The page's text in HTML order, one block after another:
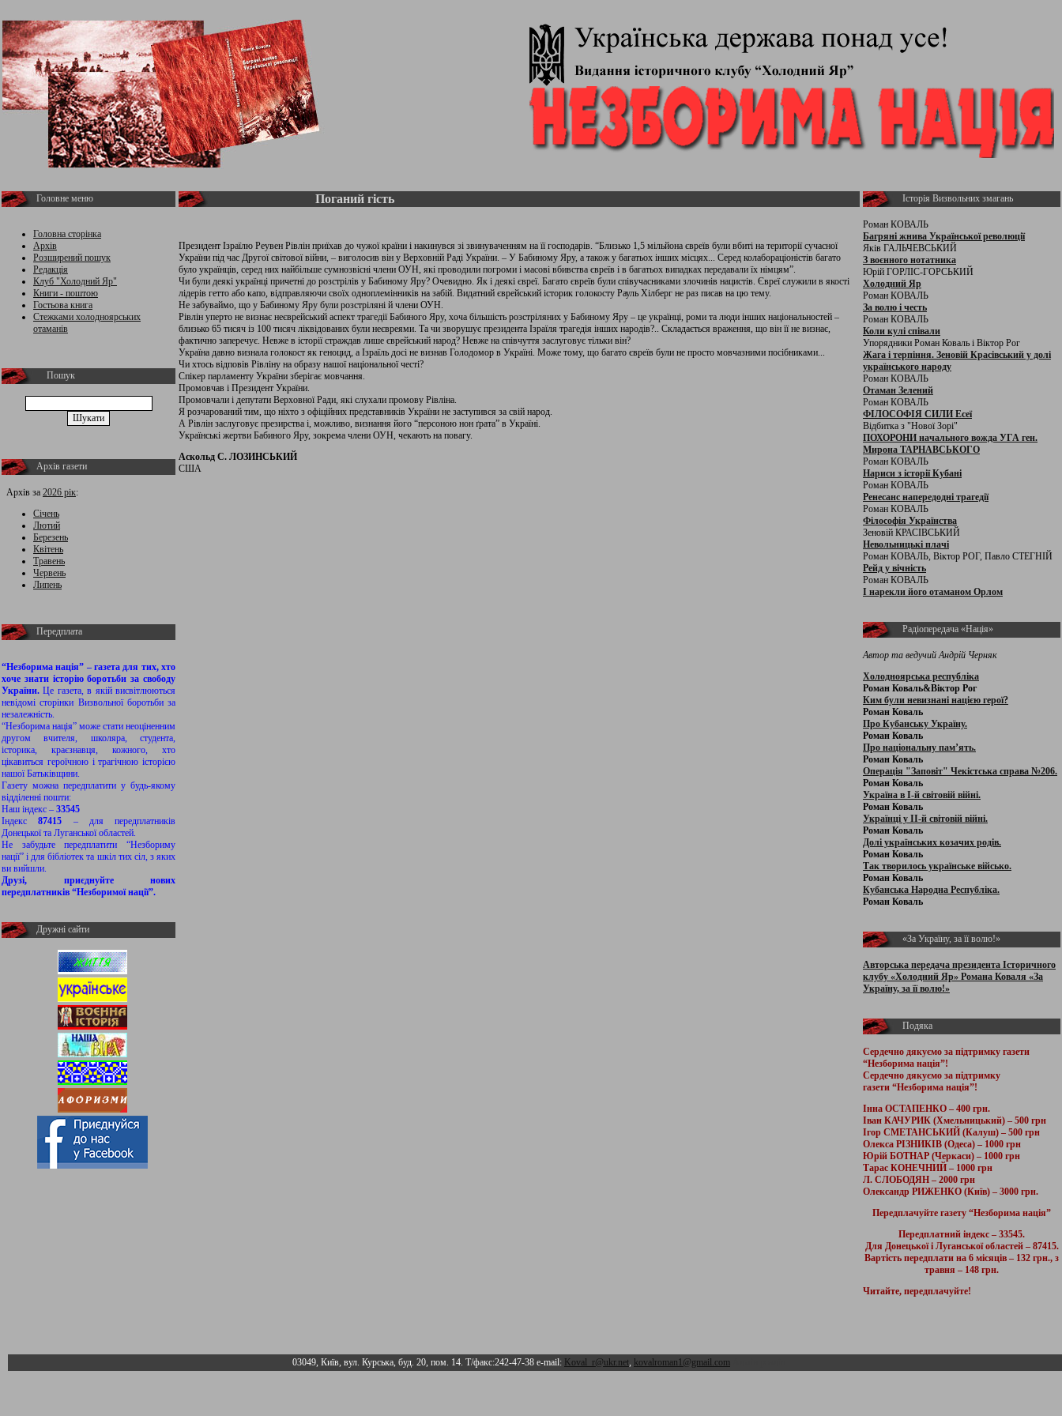
Головне меню
Головна сторінка
Архів
Розширений пошук
Редакція
Клуб "Холодний Яр"
Книги - поштою
Гостьова книга
Стежками холодноярських
отаманів
Пошук
Архів газети
Архів за 2026 рік:
Січень
Лютий
Березень
Квітень
Травень
Червень
Липень
Передплата
“Незборима нація” – газета для тих, хто
хоче знати історію боротьби за свободу
України.Це газета, в якій висвітлюються
невідомі сторінки Визвольної боротьби за
незалежність.
“Незборима нація” може стати неоціненним
другом вчителя, школяра, студента,
історика, краєзнавця, кожного, хто
цікавиться героїчною і трагічною історією
нашої Батьківщини.
Газету можна передплатити у будь-якому
відділенні пошти:
Наш індекс – 33545
Індекс87415 – для передплатників
Донецької та Луганської областей.
Не забудьте передплатити “Незбориму
нації” і для бібліотек та шкіл тих сіл, з яких
ви вийшли.
Друзі, приєднуйте нових
передплатників “Незборимої нації”.
Дружні сайти
Поганий гість
Президент Ізраїлю Реувен Рівлін приїхав до чужої країни і накинувся зі звинуваченням на її господарів. “Близько 1,5 мільйона євреїв були вбиті на території сучасної
України під час Другої світової війни, – виголосив він у Верховній Раді України. – У Бабиному Яру, а також у багатьох інших місцях... Серед колабораціоністів багато
було українців, серед них найбільше сумнозвісні члени ОУН, які проводили погроми і масові вбивства євреїв і в багатьох випадках передавали їх німцям”.
Чи були деякі українці причетні до розстрілів у Бабиному Яру? Очевидно. Як і деякі євреї. Багато євреїв були співучасниками злочинів нацистів. Євреї служили в якості
лідерів гетто або капо, відправляючи своїх одноплемінників на забій. Видатний єврейський історик голокосту Рауль Хілберг не раз писав на цю тему.
Не забуваймо, що у Бабиному Яру були розстріляні й члени ОУН.
Рівлін уперто не визнає неєврейський аспект трагедії Бабиного Яру, хоча більшість розстріляних у Бабиному Яру – це українці, роми та люди інших національностей –
близько 65 тисяч із 100 тисяч ліквідованих були неєвреями. Та чи зворушує президента Ізраїля трагедія інших народів?.. Складається враження, що він її не визнає,
фактично заперечує. Невже в історії страждав лише єврейський народ? Невже на співчуття заслуговує тільки він?
Україна давно визнала голокост як геноцид, а Ізраїль досі не визнав Голодомор в Україні. Може тому, що багато євреїв були не просто мовчазними посібниками...
Чи хтось відповів Рівліну на образу нашої національної честі?
Спікер парламенту України зберігає мовчання.
Промовчав і Президент України.
Промовчали і депутати Верховної Ради, які слухали промову Рівліна.
Я розчарований тим, що ніхто з офіційних представників України не заступився за свій народ.
А Рівлін заслуговує презирства і, можливо, визнання його “персоною нон ґрата” в Україні.
Українські жертви Бабиного Яру, зокрема члени ОУН, чекають на повагу.
Аскольд С. ЛОЗИНСЬКИЙ
США
Історія Визвольних змагань
Роман КОВАЛЬ
Багряні жнива Української революції
Яків ГАЛЬЧЕВСЬКИЙ
З воєнного нотатника
Юрій ГОРЛІС-ГОРСЬКИЙ
Холодний Яр
Роман КОВАЛЬ
За волю і честь
Роман КОВАЛЬ
Коли кулі співали
Упорядники Роман Коваль і Віктор Рог
Жага і терпіння. Зеновій Красівський у долі
українського народу
Роман КОВАЛЬ
Отаман Зелений
Роман КОВАЛЬ
ФІЛОСОФІЯ СИЛИ Есеї
Відбитка з "Нової Зорі"
ПОХОРОНИ начального вожда УГА ген.
Мирона ТАРНАВСЬКОГО
Роман КОВАЛЬ
Нариси з історії Кубані
Роман КОВАЛЬ
Ренесанс напередодні трагедії
Роман КОВАЛЬ
Філософія Українства
Зеновій КРАСІВСЬКИЙ
Невольницькі плачі
Роман КОВАЛЬ, Віктор РОГ, Павло СТЕГНІЙ
Рейд у вічність
Роман КОВАЛЬ
І нарекли його отаманом Орлом
Радіопередача «Нація»
Автор та ведучий Андрій Черняк
Холодноярська республіка
Роман Коваль&Віктор Рог
Ким були невизнані нацією герої?
Роман Коваль
Про Кубанську Україну.
Роман Коваль
Про національну пам’ять.
Роман Коваль
Операція "Заповіт" Чекістська справа №206.
Роман Коваль
Україна в І-й світовій війні.
Роман Коваль
Українці у ІІ-й світовій війні.
Роман Коваль
Долі українських козачих родів.
Роман Коваль
Так творилось українське військо.
Роман Коваль
Кубанська Народна Республіка.
Роман Коваль
«За Україну, за її волю!»
Авторська передача президента Історичного
клубу «Холодний Яр» Романа Коваля «За
Україну, за її волю!»
Подяка
Сердечно дякуємо за підтримку газети
“Незборима нація”!
Сердечно дякуємо за підтримку
газети “Незборима нація”!
Інна ОСТАПЕНКО – 400 грн.
Іван КАЧУРИК (Хмельницький) – 500 грн
Ігор СМЕТАНСЬКИЙ (Калуш) – 500 грн
Олекса РІЗНИКІВ (Одеса) – 1000 грн
Юрій БОТНАР (Черкаси) – 1000 грн
Тарас КОНЕЧНИЙ – 1000 грн
Л. СЛОБОДЯН – 2000 грн
Олександр РИЖЕНКО (Київ) – 3000 грн.
Передплачуйте газету “Незборима нація”
Передплатний індекс – 33545.
Для Донецької і Луганської областей – 87415.
Вартість передплати на 6 місяців – 132 грн., з
травня – 148 грн.
Читайте, передплачуйте!
03049, Київ, вул. Курська, буд. 20, пом. 14. Т/факс:242-47-38 e-mail: Koval_r@ukr.net, kovalroman1@gmail.com